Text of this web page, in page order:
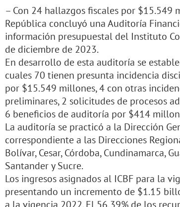
– Con 24 hallazgos fiscales por $15.549
República concluyó una Auditoría
información presupuestal del Instituto
de diciembre de 2023.
En desarrollo de esta auditoría se
cuales 70 tienen presunta incidencia
por $15.549 millones, 4 con otras
preliminares, 2 solicitudes de procesos
6 beneficios de auditoría por $414
La auditoría se practicó a la Dirección
correspondiente a las Direcciones
Bolívar, Cesar, Córdoba, Cundinamarca,
Santander y Sucre.
Los ingresos asignados al ICBF para la
presentando un incremento de $1.15
a la vigencia 2022. El 56,39% de los